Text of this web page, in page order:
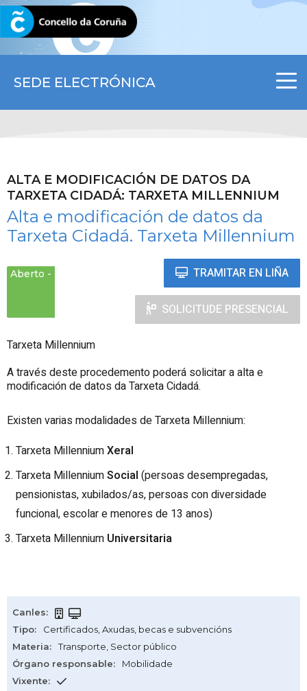
SEDE ELECTRÓNICA
CORUNA.GAL
ALTA E MODIFICACIÓN DE DATOS DA
TARXETA CIDADÁ: TARXETA MILLENNIUM
Alta e modificación de datos da
Tarxeta Cidadá. Tarxeta Millennium
Aberto TRAMITAR EN LIÑA
SOLICITUDE PRESENCIAL
Tarxeta Millennium
A través deste procedemento poderá solicitar a alta e
modificación de datos da Tarxeta Cidadá.
Existen varias modalidades de Tarxeta Millennium:
Tarxeta MillenniumXeral
Tarxeta MillenniumSocial(persoas desempregadas,
pensionistas, xubilados/as, persoas con diversidade
funcional, escolar e menores de 13 anos)
Tarxeta Millennium Universitaria
Canles:
Tipo: Certificados Axudas, becas e subvencións
Materia: Transporte Sector público
Órgano responsable:
Mobilidade
Vixente: